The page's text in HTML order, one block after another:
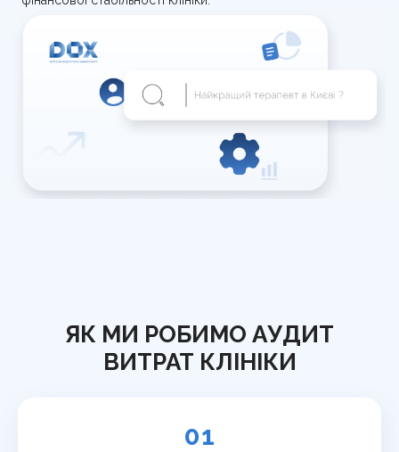
ЯК МИ РОБИМО АУДИТ
ВИТРАТ КЛІНІКИ
01